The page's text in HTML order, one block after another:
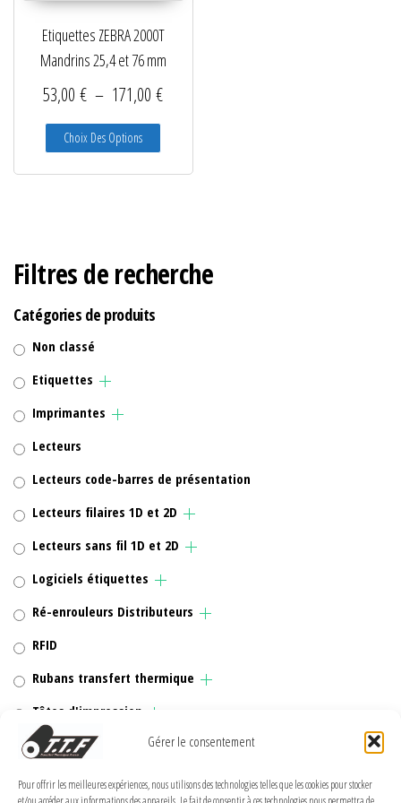
Gérer le consentement
Pour offrir les meilleures expériences, nous utilisons des technologies telles que les cookies pour stocker
Etiquettes ZEBRA 2000T
Mandrins 25,4 et 76 mm
53,00€ – 171,00€Plage de prix : 53,00 € à 171,00 €
Choix Des Options
Filtres de recherche
Catégories de produits
Non classé
Etiquettes
Imprimantes
Lecteurs
Lecteurs code-barres de présentation
Lecteurs filaires 1D et 2D
Lecteurs sans fil 1D et 2D
Logiciels étiquettes
Ré-enrouleurs Distributeurs
RFID
Rubans transfert thermique
Têtes d'impression